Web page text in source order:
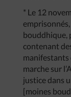
* Le 12
bouddhique,
contenant
manifestants
marche sur
justice dans
[moines